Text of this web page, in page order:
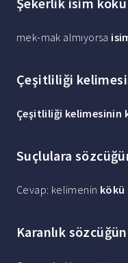
mek-mak almıyorsa
Çeşitliliği
Çeşitliliği kelimesinin
Suçlulara
Cevap: kelimenin kökü
Karanlık